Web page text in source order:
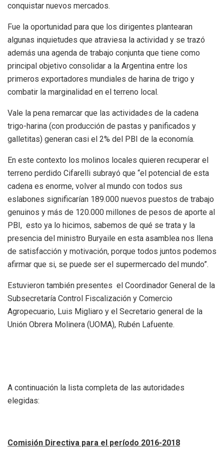
conquistar nuevos mercados.
Fue la oportunidad para que los dirigentes plantearan
algunas inquietudes que atraviesa la actividad y se trazó
además una agenda de trabajo conjunta que tiene como
principal objetivo consolidar a la Argentina entre los
primeros exportadores mundiales de harina de trigo y
combatir la marginalidad en el terreno local.
Vale la pena remarcar que las actividades de la cadena
trigo-harina (con producción de pastas y panificados y
galletitas) generan casi el 2% del PBI de la economía.
En este contexto los molinos locales quieren recuperar el
terreno perdido Cifarelli subrayó que “el potencial de esta
cadena es enorme, volver al mundo con todos sus
eslabones significarían 189.000 nuevos puestos de trabajo
genuinos y más de 120.000 millones de pesos de aporte al
PBI, esto ya lo hicimos, sabemos de qué se trata y la
presencia del ministro Buryaile en esta asamblea nos llena
de satisfacción y motivación, porque todos juntos podemos
afirmar que si, se puede ser el supermercado del mundo”.
Estuvieron también presentes el Coordinador General de la
Subsecretaría Control Fiscalización y Comercio
Agropecuario, Luis Migliaro y el Secretario general de la
Unión Obrera Molinera (UOMA), Rubén Lafuente.
A continuación la lista completa de las autoridades
elegidas:
Comisión Directiva para el período 2016-2018